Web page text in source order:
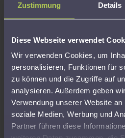
Zustimmung Details
Diese Webseite verwendet
Wir verwenden Cookies, um
personalisieren, Funktionen für
zu können und die Zugriffe auf
analysieren. Außerdem geben
Verwendung unserer Website
soziale Medien, Werbung und
Partner führen diese
Sämtliche Leistungen im
bereits mit dem jährlichen
zusätzliche Beratungskosten
über den Verein erfolgt
Steuererklärung &
Finanzamt
Wir erstellen Ihre
Einkommensteuerer
klärung vollständig,
Auch nach der
Abgabe für
Unsere
Unterstützung
endet nicht